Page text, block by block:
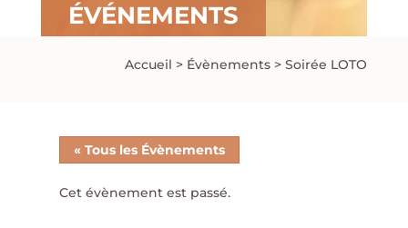
ÉVÉNEMENTS
Accueil > Évènements >Soirée LOTO
« Tous les Évènements
Cet évènement est passé.